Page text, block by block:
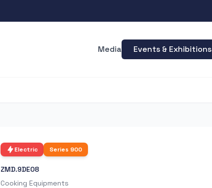
Media Events & Exhibitions
Electric Series 900
ZMD.9DE08
Cooking Equipments